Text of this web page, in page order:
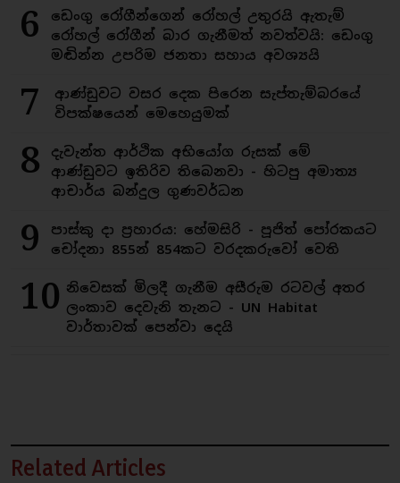
6
ඩෙංගු රෝගීන්ගෙන් රෝහල් උතුරයි ඇතැම්
රෝහල් රෝගීන් බාර ගැනීමත් නවත්වයි: ඩෙංගු
මඬින්න උපරිම ජනතා සහාය අවශ්‍යයි
7
ආණ්ඩුවට වසර දෙක පිරෙන සැප්තැම්බරයේ
විපක්ෂයෙන් මෙහෙයුමක්
8
දැවැන්ත ආර්ථික අභියෝග රුසක් මේ
ආණ්ඩුවට ඉතිරිව තිබෙනවා - හිටපු අමාත්‍ය
ආචාර්ය බන්දුල ගුණවර්ධන
9
පාස්කු දා ප්‍රහාරය: හේමසිරි - පූජිත් පෝරකයට
චෝදනා 855න් 854කට වරදකරුවෝ වෙති
10 නිවෙසක් මිලදී ගැනීම අසීරුම රටවල් අතර
ලංකාව දෙවැනි තැනට - UN Habitat
වාර්තාවක් පෙන්වා දෙයි
Related Articles